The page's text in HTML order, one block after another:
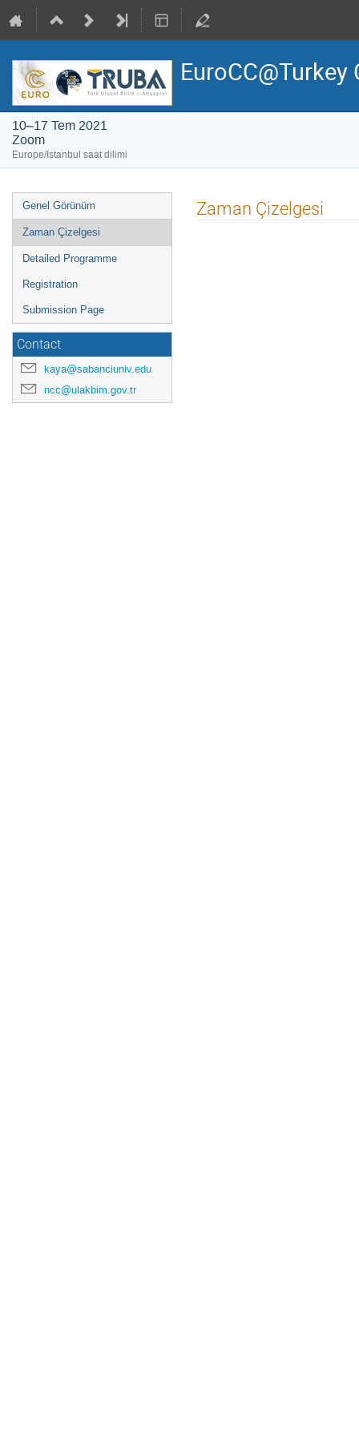
10–17 Tem 2021
Zoom
Europe/Istanbul saat dilimi
Event
menu
Genel Görünüm
Zaman Çizelgesi
Detailed Programme
Registration
Submission Page
Contact
kaya@sabanciuniv.edu
ncc@ulakbim.gov.tr
Zaman Çizelgesi